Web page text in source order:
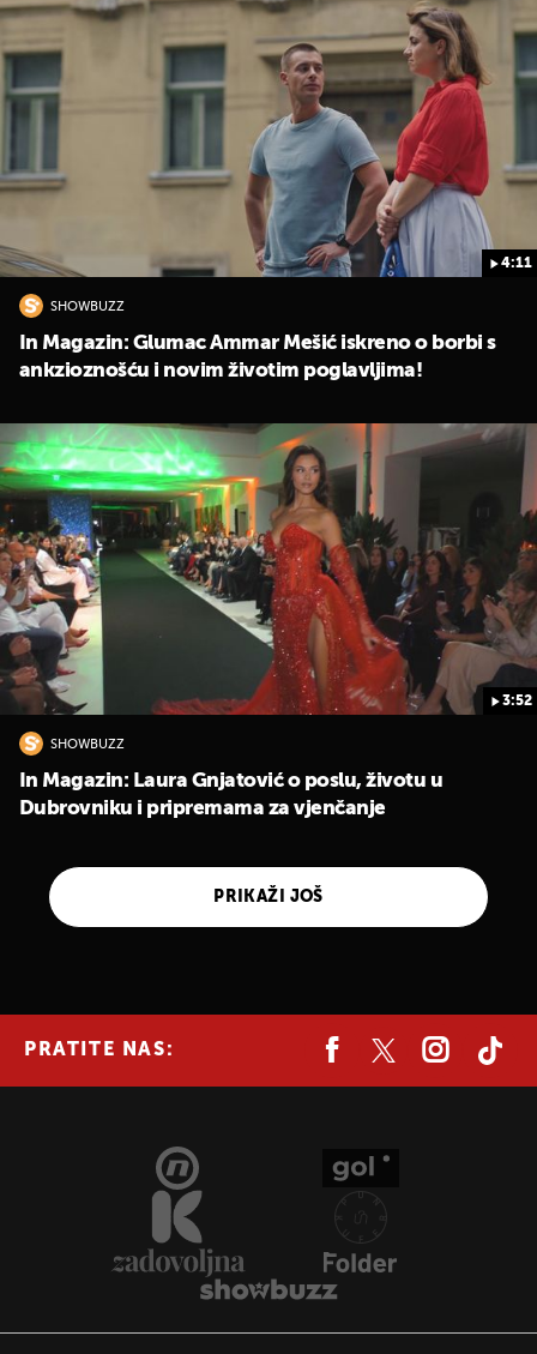
4:11
SHOWBUZZ
In Magazin: Glumac Ammar Mešić iskreno o borbi s
ankzioznošću i novim životim poglavljima!
3:52
SHOWBUZZ
In Magazin: Laura Gnjatović o poslu, životu u
Dubrovniku i pripremama za vjenčanje
PRIKAŽI JOŠ
PRATITE NAS: